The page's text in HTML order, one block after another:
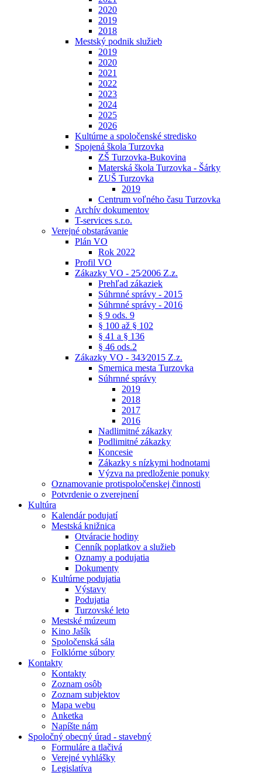
2020
2019
2018
Mestský podnik služieb
2019
2020
2021
2022
2023
2024
2025
2026
Kultúrne a spoločenské stredisko
Spojená škola Turzovka
ZŠ Turzovka-Bukovina
Materská škola Turzovka - Šárky
ZUŠ Turzovka
2019
Centrum voľného času Turzovka
Archív dokumentov
T-services s.r.o.
Verejné obstarávanie
Plán VO
Rok 2022
Profil VO
Zákazky VO - 25⁄2006 Z.z.
Prehľad zákaziek
Súhrnné správy - 2015
Súhrnné správy - 2016
§ 9 ods. 9
§ 100 až § 102
§ 41 a § 136
§ 46 ods.2
Zákazky VO - 343⁄2015 Z.z.
Smernica mesta Turzovka
Súhrnné správy
2019
2018
2017
2016
Nadlimitné zákazky
Podlimitné zákazky
Koncesie
Zákazky s nízkymi hodnotami
Výzva na predloženie ponuky
Oznamovanie protispoločenskej činnosti
Potvrdenie o zverejnení
Kultúra
Kalendár podujatí
Mestská knižnica
Otváracie hodiny
Cenník poplatkov a služieb
Oznamy a podujatia
Dokumenty
Kultúrne podujatia
Výstavy
Podujatia
Turzovské leto
Mestské múzeum
Kino Jašík
Spoločenská sála
Folklórne súbory
Kontakty
Kontakty
Zoznam osôb
Zoznam subjektov
Mapa webu
Anketka
Napíšte nám
Spoločný obecný úrad - stavebný
Formuláre a tlačivá
Verejné vyhlášky
Legislatíva